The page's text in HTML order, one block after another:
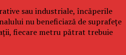
sau industriale, încăperile
nu beneficiază de suprafețe
fiecare metru pătrat trebuie